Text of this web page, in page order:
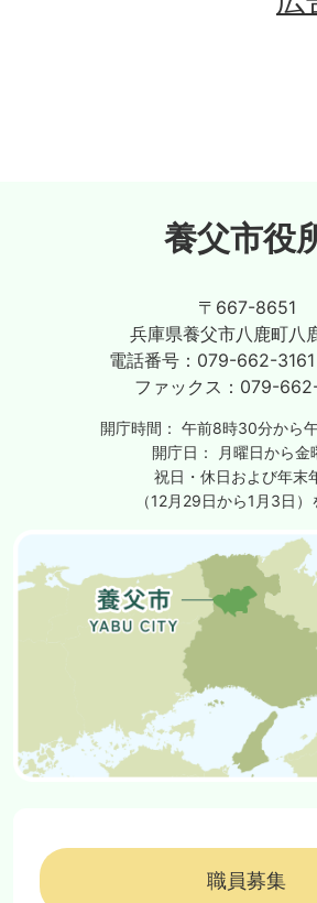
養父市役
〒667-8651
兵庫県養父市八鹿町八
電話番号： 079-662-3161
ファックス： 079-
開庁時間： 午前8時30分から
開庁日：
月曜日から金
祝日・休日および年末
（12月29日から1月3日）
職員募集